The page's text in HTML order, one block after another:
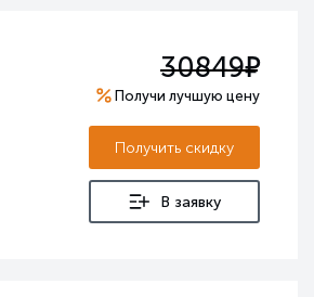
30849е
Получи лучшую цену
Получить скидку
В заявку